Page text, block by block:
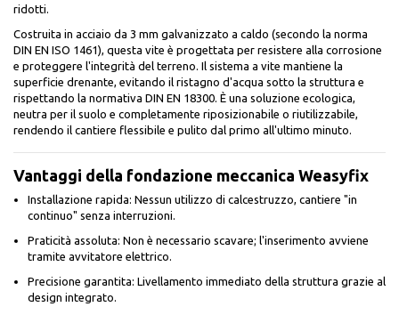
ridotti.
Costruita in acciaio da 3 mm galvanizzato a caldo (secondo la norma
DIN EN ISO 1461), questa vite è progettata per resistere alla corrosione
e proteggere l'integrità del terreno. Il sistema a vite mantiene la
superficie drenante, evitando il ristagno d'acqua sotto la struttura e
rispettando la normativa DIN EN 18300. È una soluzione ecologica,
neutra per il suolo e completamente riposizionabile o riutilizzabile,
rendendo il cantiere flessibile e pulito dal primo all'ultimo minuto.
Vantaggi della fondazione meccanica Weasyfix
Installazione rapida: Nessun utilizzo di calcestruzzo, cantiere "in
continuo" senza interruzioni.
Praticità assoluta: Non è necessario scavare; l'inserimento avviene
tramite avvitatore elettrico.
Precisione garantita: Livellamento immediato della struttura grazie al
design integrato.